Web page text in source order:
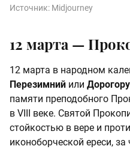
Источник: Midjourney
12 марта —
12 марта в народном
Перезимний или
памяти преподобного
в VIII веке. Святой
стойкостью в вере и
иконоборческой ереси,